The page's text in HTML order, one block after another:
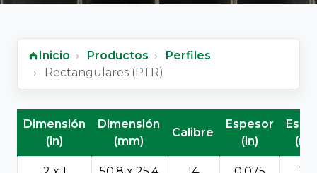
Inicio Productos
Perfiles
Rectangulares (PTR)
Rectangulares (PTR) - ficha técnica
Dimensión
(in)
Dimensión
(mm)
Calibre
Espesor
(in)